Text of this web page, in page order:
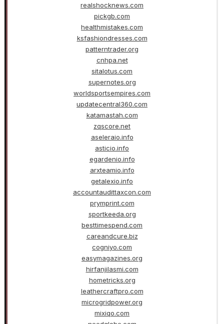
realshocknews.com
pickgb.com
healthmistakes.com
ksfashiondresses.com
patterntrader.org
cnhpa.net
sitalotus.com
supernotes.org
worldsportsempires.com
updatecentral360.com
katamastah.com
zqscore.net
aseleraio.info
asticio.info
egardenio.info
arxteamio.info
getalexio.info
accountaudittaxcon.com
prymprint.com
sportkeeda.org
besttimespend.com
careandcure.biz
cogniyo.com
easymagazines.org
hirfanjilasmi.com
hometricks.org
leathercraftpro.com
microgridpower.org
mixiqo.com